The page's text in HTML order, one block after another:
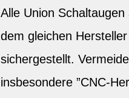
Alle Union
dem gleichen
sichergestellt.
insbesondere ”CNC-